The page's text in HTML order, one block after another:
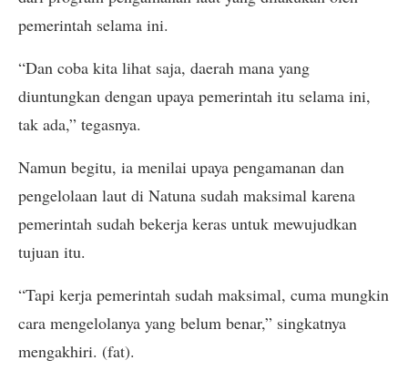
pemerintah selama ini.
“Dan coba kita lihat saja, daerah mana yang
diuntungkan dengan upaya pemerintah itu selama ini,
tak ada,” tegasnya.
Namun begitu, ia menilai upaya pengamanan dan
pengelolaan laut di Natuna sudah maksimal karena
pemerintah sudah bekerja keras untuk mewujudkan
tujuan itu.
“Tapi kerja pemerintah sudah maksimal, cuma mungkin
cara mengelolanya yang belum benar,” singkatnya
mengakhiri. (fat).